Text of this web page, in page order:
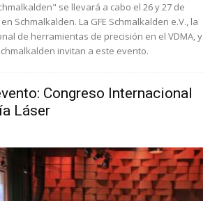
se llevará a cabo el 26 y 27 de
Schmalkalden. La GFE Schmalkalden e.V., la
de herramientas de precisión en el VDMA, y
invitan a este evento.
Congreso Internacional
Láser